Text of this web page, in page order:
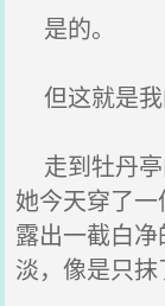
是的。
但这就是我
走到牡丹亭
她今天穿了一
露出一截白
淡，像是只抹